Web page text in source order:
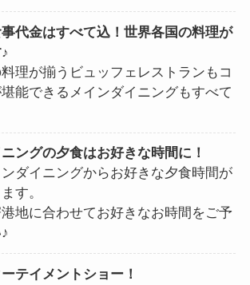
代金はすべて込！世界各国の料理が
理が揃うビュッフェレストランもコ
能できるメインダイニングもすべて
ングの夕食はお好きな時間に！
ダイニングからお好きな夕食時間が
す。
地に合わせてお好きなお時間をご予
テイメントショー！